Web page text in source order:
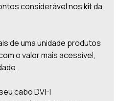
considerável nos kit da
de uma unidade produtos
o valor mais acessível,
cabo DVI-I